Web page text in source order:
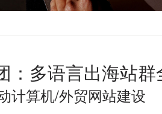
：多语言出海站
计算机/外贸网站建设